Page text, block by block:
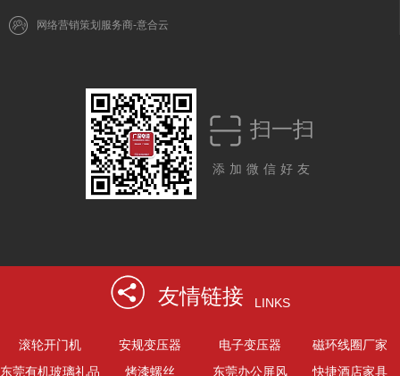
网络营销策划服务商-意合云
扫一扫
添加微信好友
友情链接 LINKS
滚轮开门机 安规变压器 电子变压器
磁环线圈厂家
东莞有机玻璃礼品
烤漆螺丝 东莞办公屏风 快捷酒店家具